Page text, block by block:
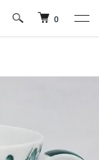
0